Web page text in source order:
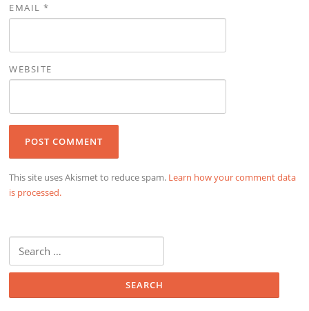
EMAIL*
WEBSITE
This site uses Akismet to reduce spam. Learn how your comment data
is processed.
for: